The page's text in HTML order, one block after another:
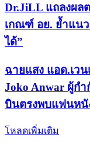
Dr.JiLL แถลงผล
เกณฑ์ อย. ย้ำแน
ได้”
ฉายแสง แอด.เว
Joko Anwar ผู้ก
บินตรงพบแฟนหนั
โหลดเพิ่มเติม